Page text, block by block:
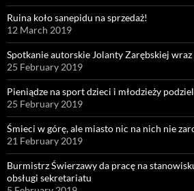
Ruina koło sanepidu na sprzedaż!
12 March 2019
Spotkanie autorskie Jolanty Zarębskiej
25 February 2019
Pieniądze na sport dzieci i młodzieży
25 February 2019
Śmieci w górę, ale miasto nic na nich nie
21 February 2019
Burmistrz Świerzawy da pracę na
obsługi sekretariatu